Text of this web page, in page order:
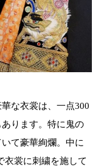
な衣裳は、一点300
ります。特に鬼の
て豪華絢爛。中に
衣裳に刺繍を施して